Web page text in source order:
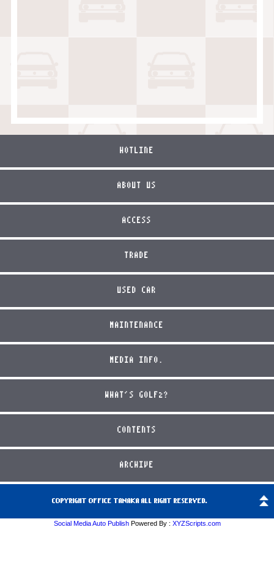
HOTLINE
ABOUT US
ACCESS
TRADE
USED CAR
MAINTENANCE
MEDIA INFO.
WHAT'S GOLF2?
CONTENTS
ARCHIVE
COPYRIGHT OFFICE TANAKA ALL RIGHT RESERVED.
Social Media Auto PublishPowered By : XYZScripts.com